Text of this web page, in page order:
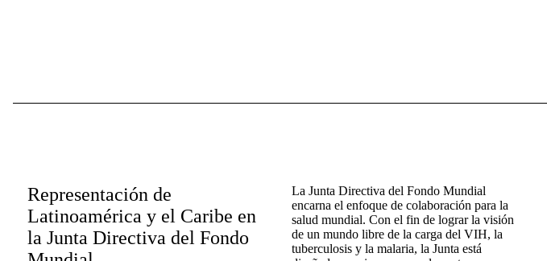
Representación de
Latinoamérica y el Caribe en
la Junta Directiva del Fondo
La Junta Directiva del Fondo Mundial
encarna el enfoque de colaboración para la
salud mundial. Con el fin de lograr la visión
de un mundo libre de la carga del VIH, la
tuberculosis y la malaria, la Junta está